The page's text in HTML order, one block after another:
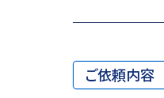
ご依頼内容